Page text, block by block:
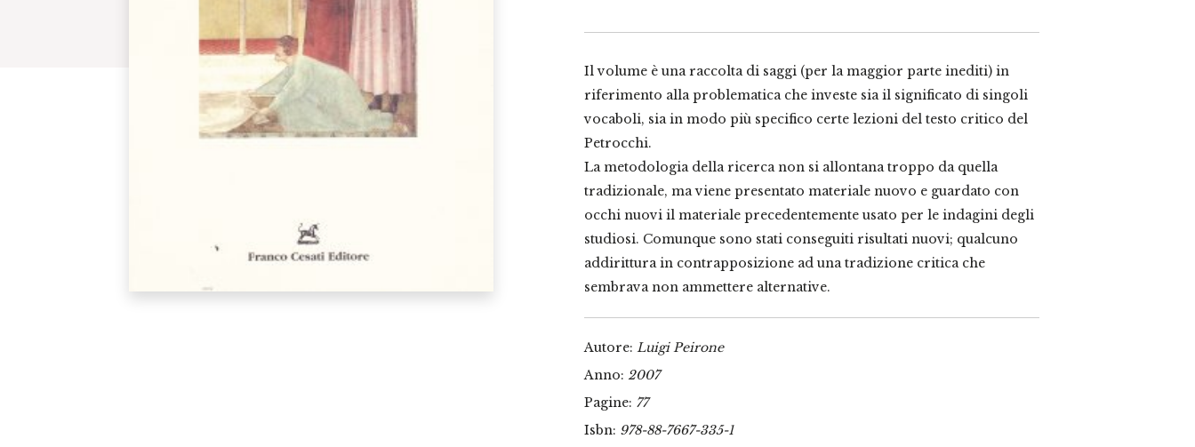
Il volume è una raccolta di saggi (per la maggior parte inediti) in
riferimento alla problematica che investe sia il significato di singoli
vocaboli, sia in modo più specifico certe lezioni del testo critico del
Petrocchi.
La metodologia della ricerca non si allontana troppo da quella
tradizionale, ma viene presentato materiale nuovo e guardato con
occhi nuovi il materiale precedentemente usato per le indagini degli
studiosi. Comunque sono stati conseguiti risultati nuovi; qualcuno
addirittura in contrapposizione ad una tradizione critica che
sembrava non ammettere alternative.
Autore: Luigi Peirone
Anno: 2007
Pagine: 77
Isbn: 978-88-7667-335-1